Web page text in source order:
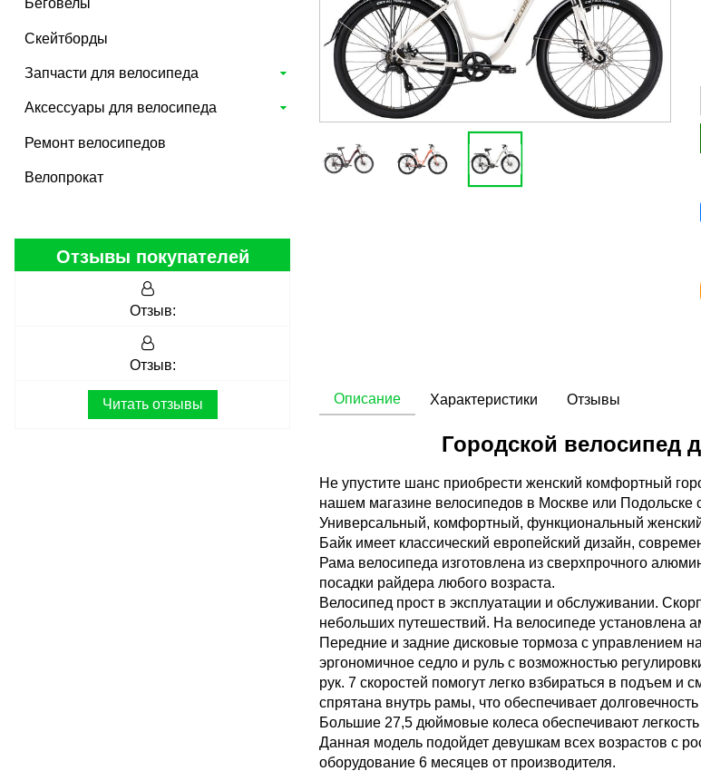
Беговелы
Скейтборды
Запчасти для велосипеда
Аксессуары для велосипеда
Ремонт велосипедов
Велопрокат
Отзывы покупателей
Отзыв:
Отзыв:
Читать отзывы Описание
Городской велосипед
Не упустите шанс приобрести женский комфортный
нашем магазине велосипедов в Москве или Подольске
Универсальный, комфортный, функциональный
Байк имеет классический европейский дизайн,
Рама велосипеда изготовлена из сверхпрочного
посадки райдера любого возраста.
Велосипед прост в эксплуатации и обслуживании.
небольших путешествий. На велосипеде установлена
Передние и задние дисковые тормоза с управлением
эргономичное седло и руль с возможностью
рук. 7 скоростей помогут легко взбираться в подъем и
спрятана внутрь рамы, что обеспечивает
Большие 27,5 дюймовые колеса обеспечивают легкость
Данная модель подойдет девушкам всех возрастов с
оборудование 6 месяцев от производителя.
Характеристики Отзывы